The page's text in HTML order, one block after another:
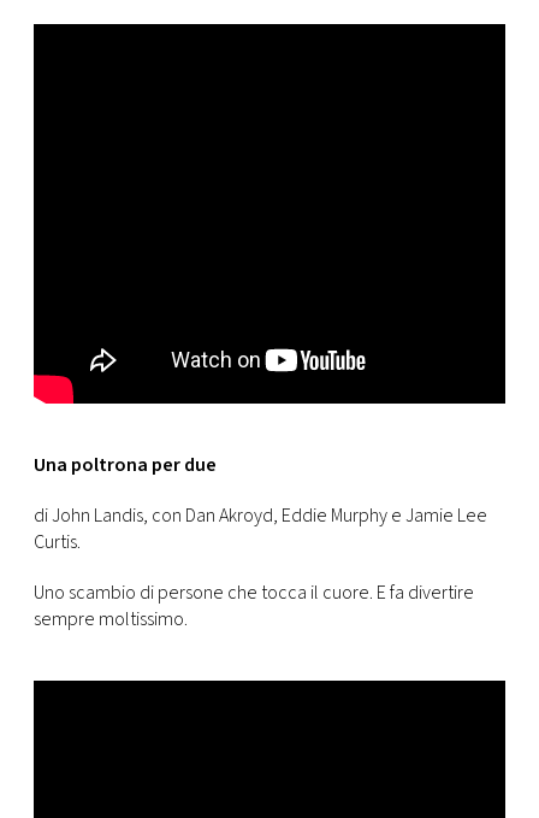
Una poltrona per due
di John Landis, con Dan Akroyd, Eddie Murphy e Jamie Lee
Curtis.
Uno scambio di persone che tocca il cuore. E fa divertire
sempre moltissimo.